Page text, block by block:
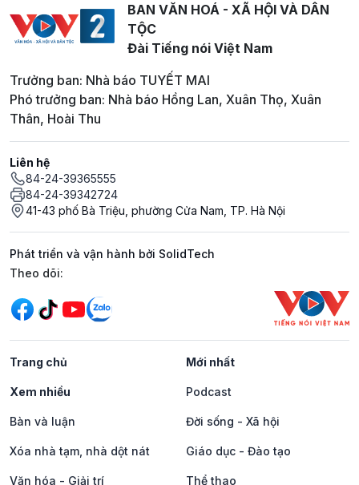
BAN VĂN HOÁ - XÃ HỘI VÀ DÂN
TỘC
Đài Tiếng nói Việt Nam
Trưởng ban: Nhà báo TUYẾT MAI
Phó trưởng ban: Nhà báo Hồng Lan, Xuân Thọ, Xuân
Thân, Hoài Thu
Liên hệ
84-24-39365555
84-24-39342724
41-43 phố Bà Triệu, phường Cửa Nam, TP. Hà Nội
Phát triển và vận hành bởi SolidTech
Mạng xã hội
Theo dõi:
Trang chủ Mới nhất
Xem nhiều Podcast
Bàn và luận Đời sống - Xã hội
Xóa nhà tạm, nhà dột nát Giáo dục - Đào tạo
Văn hóa - Giải trí Thể thao